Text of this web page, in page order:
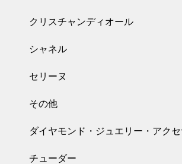
クリスチャンディオール
シャネル
セリーヌ
その他
ダイヤモンド・ジュエリー・アク
チューダー